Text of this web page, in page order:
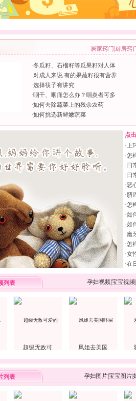
居家窍门 厨房窍
·冬瓜籽、石榴籽等瓜果籽对人体
·对成人来说 有的果蔬籽很有营养
·选择筷子有讲究
·咽干、咽痛怎么办？咽炎者可多
·如何去除蔬菜上的残余农药
·如何挑选新鲜嫩蔬菜
点
·上
·怎
· 日
· 日
·恶
·脐
·怎
·如
·如
·磨
·怎
·女
·在
列表 孕妇视频宝宝视频
超级无敌可 凤姐去美国
列表 孕妇图片宝宝图片